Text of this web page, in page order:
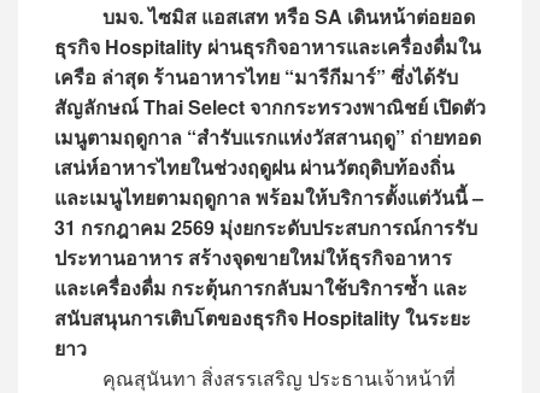
บมจ. ไซมิส แอสเสท หรือ SA เดินหน้าต่อยอด
ธุรกิจ Hospitality ผ่านธุรกิจอาหารและเครื่องดื่มใน
เครือ ล่าสุด ร้านอาหารไทย “มารีกีมาร์” ซึ่งได้รับ
สัญลักษณ์ Thai Select จากกระทรวงพาณิชย์ เปิดตัว
เมนูตามฤดูกาล “สำรับแรกแห่งวัสสานฤดู” ถ่ายทอด
เสน่ห์อาหารไทยในช่วงฤดูฝน ผ่านวัตถุดิบท้องถิ่น
และเมนูไทยตามฤดูกาล พร้อมให้บริการตั้งแต่วันนี้ –
31 กรกฎาคม 2569 มุ่งยกระดับประสบการณ์การรับ
ประทานอาหาร สร้างจุดขายใหม่ให้ธุรกิจอาหาร
และเครื่องดื่ม กระตุ้นการกลับมาใช้บริการซ้ำ และ
สนับสนุนการเติบโตของธุรกิจ Hospitality ในระยะ
ยาว
คุณสุนันทา สิ่งสรรเสริญ ประธานเจ้าหน้าที่